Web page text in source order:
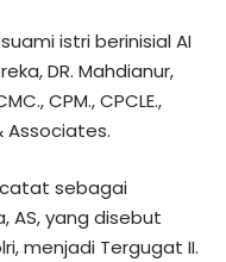
istri berinisial AI
DR. Mahdianur,
CPM., CPCLE.,
Associates.
sebagai
AS, yang disebut
menjadi Tergugat II.